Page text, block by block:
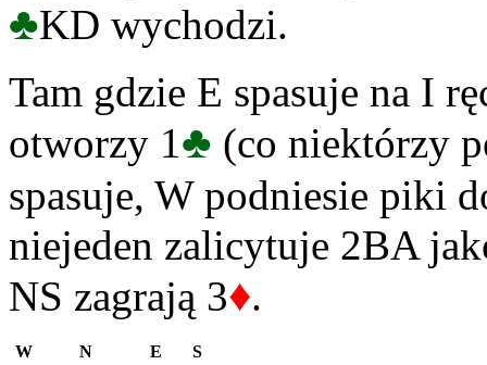
♣KD wychodzi.
Tam gdzie E spasuje na I
otworzy 1♣ (co niektórzy
spasuje, W podniesie piki
niejeden zalicytuje 2BA
NS zagrają 3♦.
W N E
S